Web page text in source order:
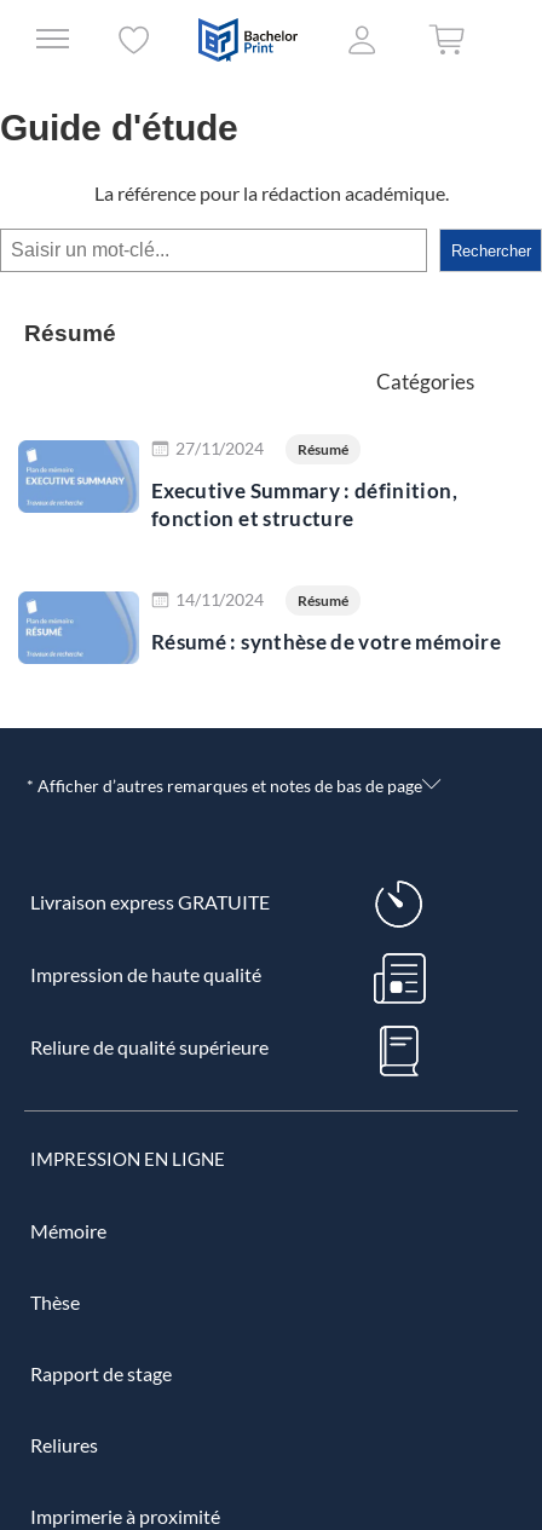
Guide d'étude
La référence pour la rédaction académique.
Rechercher Rechercher
Résumé
Catégories
27/11/2024 Résumé
Executive Summary : définition,
fonction et structure
14/11/2024 Résumé
Résumé : synthèse de votre mémoire
* Afficher d’autres remarques et notes de bas de page
Livraison express GRATUITE
Impression de haute qualité
Reliure de qualité supérieure
IMPRESSION EN LIGNE
Mémoire
Thèse
Rapport de stage
Reliures
Imprimerie à proximité